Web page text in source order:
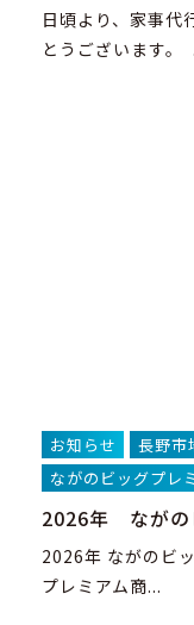
日頃より、家事代
とうございます。
お知らせ
長野市
ながのビッグプレ
2026年 ながの
2026年 ながのビ
プレミアム商...